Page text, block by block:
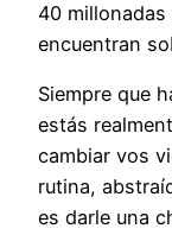
40
encuentran
Siempre que
estás
cambiar vos
rutina,
es darle una